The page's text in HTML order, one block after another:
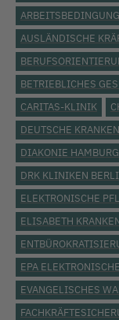
AUSLÄNDISCHE
BETRIEBLICHES
CARITAS-KLINIK
DEUTSCHE
DIAKONIE HAMBURG
DRK KLINIKEN
ELEKTRONISCHE
ELISABETH
EPA
EVANGELISCHES